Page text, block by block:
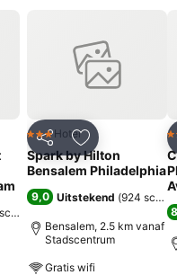
aan favorieten
Delen Toevoegen
3 Sterren
Hotel
Spark by Hilton
Bensalem Philadelphia
9,0 Uitstekend (924 scores
Bensalem, 2.5 km vanaf
Stadscentrum
Gratis wifi
3